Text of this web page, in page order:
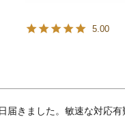
5.00
届きました。敏速な対応有